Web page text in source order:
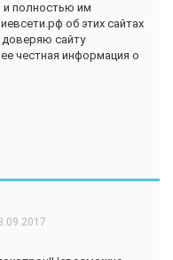
полностью им
об этих сайтах
доверяю сайту
честная информация о